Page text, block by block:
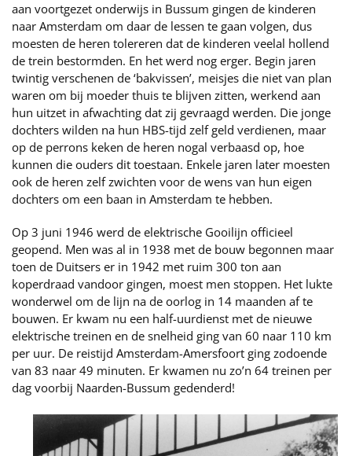
aan voortgezet onderwijs in Bussum gingen de kinderen
naar Amsterdam om daar de lessen te gaan volgen, dus
moesten de heren tolereren dat de kinderen veelal hollend
de trein bestormden. En het werd nog erger. Begin jaren
twintig verschenen de ‘bakvissen’, meisjes die niet van plan
waren om bij moeder thuis te blijven zitten, werkend aan
hun uitzet in afwachting dat zij gevraagd werden. Die jonge
dochters wilden na hun HBS-tijd zelf geld verdienen, maar
op de perrons keken de heren nogal verbaasd op, hoe
kunnen die ouders dit toestaan. Enkele jaren later moesten
ook de heren zelf zwichten voor de wens van hun eigen
dochters om een baan in Amsterdam te hebben.
Op 3 juni 1946 werd de elektrische Gooilijn officieel
geopend. Men was al in 1938 met de bouw begonnen maar
toen de Duitsers er in 1942 met ruim 300 ton aan
koperdraad vandoor gingen, moest men stoppen. Het lukte
wonderwel om de lijn na de oorlog in 14 maanden af te
bouwen. Er kwam nu een half-uurdienst met de nieuwe
elektrische treinen en de snelheid ging van 60 naar 110 km
per uur. De reistijd Amsterdam-Amersfoort ging zodoende
van 83 naar 49 minuten. Er kwamen nu zo’n 64 treinen per
dag voorbij Naarden-Bussum gedenderd!